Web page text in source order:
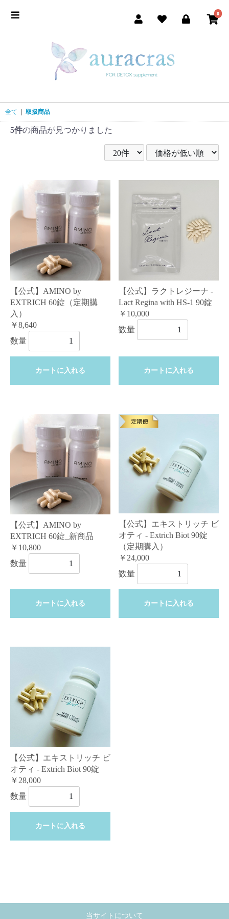
0
全て 取扱商品
5件の商品が見つかりました
【公式】AMINO by
EXTRICH 60錠（定期購
入）
￥8,640
数量
カートに入れる
【公式】ラクトレジーナ -
Lact Regina with HS-1 90錠
￥10,000
数量
カートに入れる
【公式】AMINO by
EXTRICH 60錠_新商品
￥10,800
数量
カートに入れる
【公式】エキストリッチ ビ
オティ - Extrich Biot 90錠
（定期購入）
￥24,000
数量
カートに入れる
【公式】エキストリッチ ビ
オティ - Extrich Biot 90錠
￥28,000
数量
カートに入れる
当サイトについて